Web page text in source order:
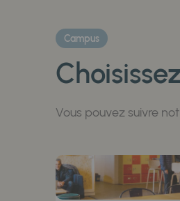
Campus
Vous pouvez suivre